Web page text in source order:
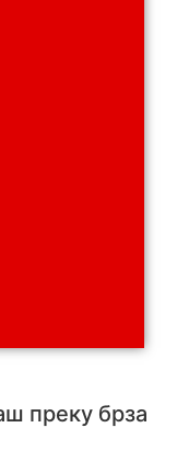
преку брза